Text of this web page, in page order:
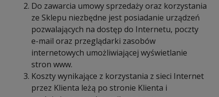
Do zawarcia umowy sprzedaży oraz korzystania
ze Sklepu niezbędne jest posiadanie urządzeń
pozwalających na dostęp do Internetu, poczty
e-mail oraz przeglądarki zasobów
internetowych umożliwiającej wyświetlanie
stron www.
Koszty wynikające z korzystania z sieci Internet
przez Klienta leżą po stronie Klienta i